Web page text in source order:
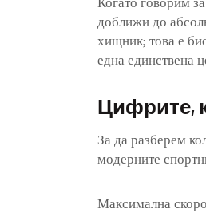
доближи до
хищник; това е
една единствена
Цифрите,
За да разберем
модерните
Максимална